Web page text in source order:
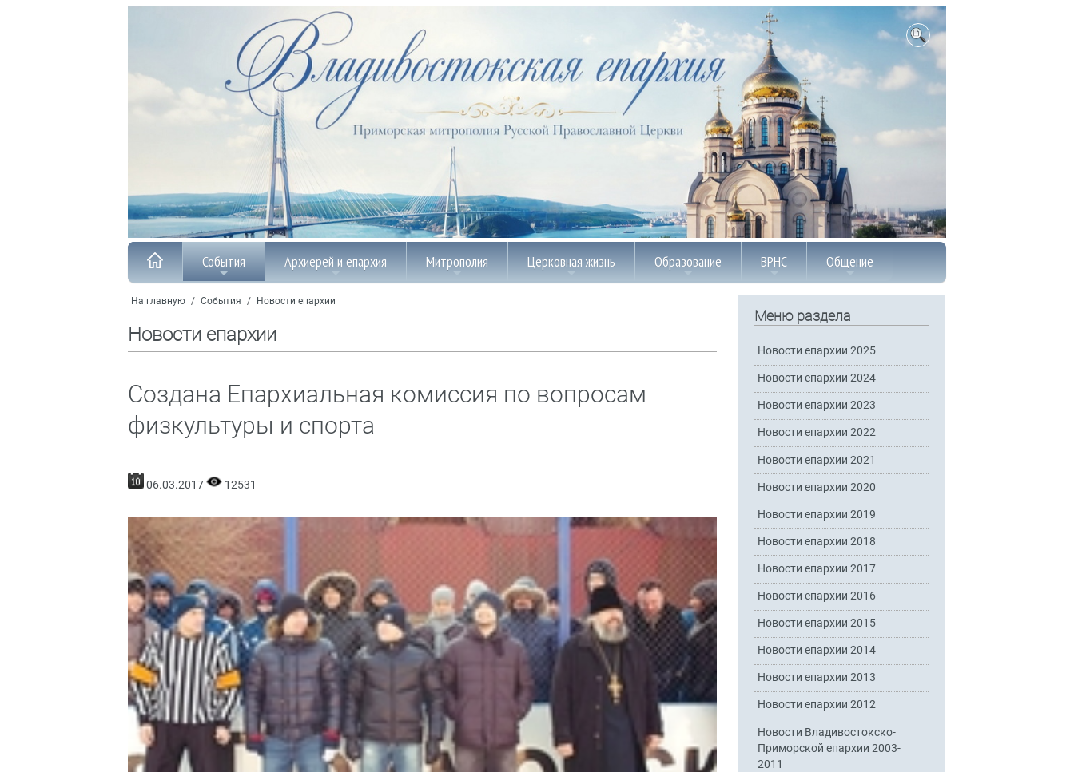
События Архиерей и епархия Митрополия Церковная жизнь Образование ВРНС Общение
На главную / События / Новости епархии
Новости епархии
Создана Епархиальная комиссия по вопросам
физкультуры и спорта
06.03.2017 12531
Меню раздела
Новости епархии 2025
Новости епархии 2024
Новости епархии 2023
Новости епархии 2022
Новости епархии 2021
Новости епархии 2020
Новости епархии 2019
Новости епархии 2018
Новости епархии 2017
Новости епархии 2016
Новости епархии 2015
Новости епархии 2014
Новости епархии 2013
Новости епархии 2012
Новости Владивостокско-
Приморской епархии 2003-
2011